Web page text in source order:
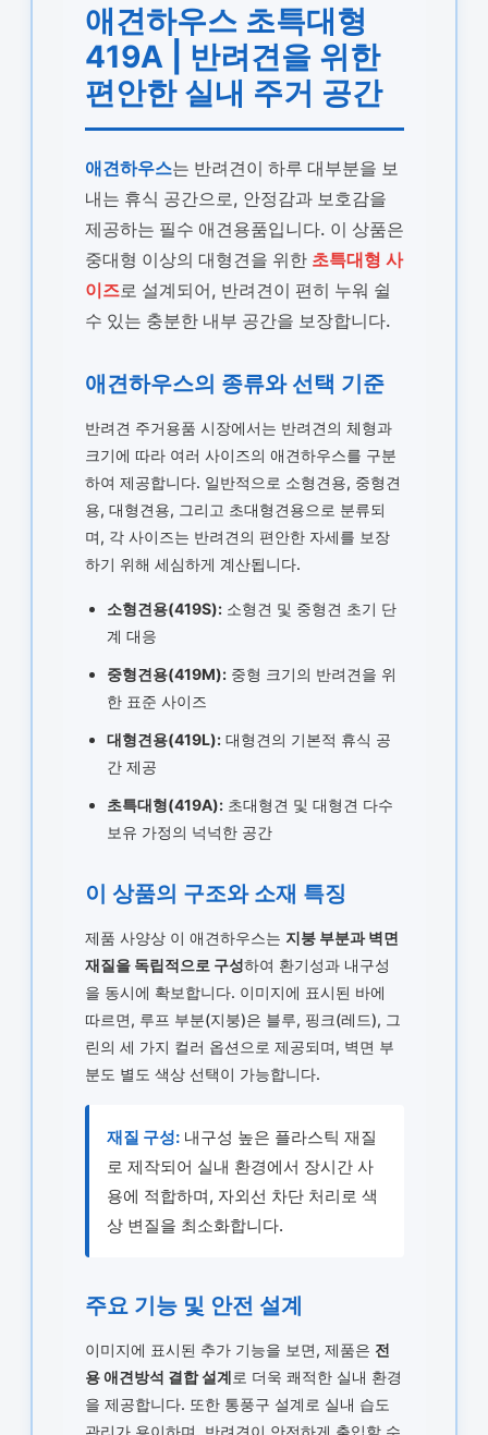
애견하우스 초특대형
419A | 반려견을 위한
편안한 실내 주거 공간
애견하우스는 반려견이 하루 대부분을 보
내는 휴식 공간으로, 안정감과 보호감을
제공하는 필수 애견용품입니다. 이 상품은
중대형 이상의 대형견을 위한 초특대형 사
이즈로 설계되어, 반려견이 편히 누워 쉴
수 있는 충분한 내부 공간을 보장합니다.
애견하우스의 종류와 선택 기준
반려견 주거용품 시장에서는 반려견의 체형과
크기에 따라 여러 사이즈의 애견하우스를 구분
하여 제공합니다. 일반적으로 소형견용, 중형견
용, 대형견용, 그리고 초대형견용으로 분류되
며, 각 사이즈는 반려견의 편안한 자세를 보장
하기 위해 세심하게 계산됩니다.
소형견용(419S):소형견 및 중형견 초기 단
계 대응
중형견용(419M):중형 크기의 반려견을 위
한 표준 사이즈
대형견용(419L):대형견의 기본적 휴식 공
간 제공
초특대형(419A):초대형견 및 대형견 다수
보유 가정의 넉넉한 공간
이 상품의 구조와 소재 특징
제품 사양상 이 애견하우스는 지붕 부분과 벽면
재질을 독립적으로 구성하여 환기성과 내구성
을 동시에 확보합니다. 이미지에 표시된 바에
따르면, 루프 부분(지붕)은 블루, 핑크(레드), 그
린의 세 가지 컬러 옵션으로 제공되며, 벽면 부
분도 별도 색상 선택이 가능합니다.
재질 구성:내구성 높은 플라스틱 재질
로 제작되어 실내 환경에서 장시간 사
용에 적합하며, 자외선 차단 처리로 색
상 변질을 최소화합니다.
주요 기능 및 안전 설계
이미지에 표시된 추가 기능을 보면, 제품은 전
용 애견방석 결합 설계로 더욱 쾌적한 실내 환경
을 제공합니다. 또한 통풍구 설계로 실내 습도
관리가 용이하며, 반려견이 안전하게 출입할 수